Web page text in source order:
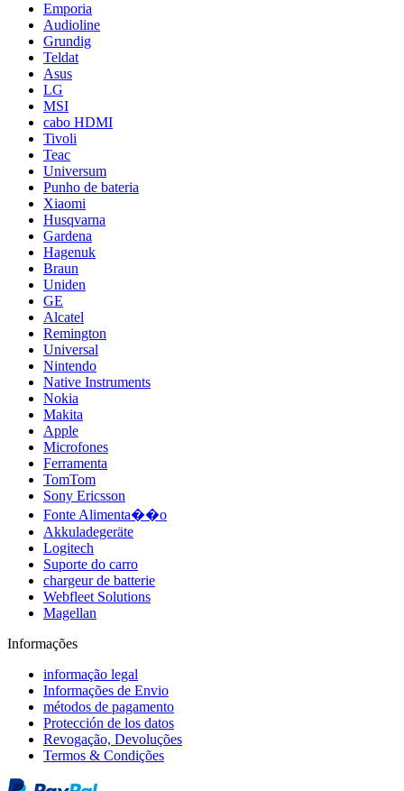
Emporia
Audioline
Grundig
Teldat
Asus
LG
MSI
cabo HDMI
Tivoli
Teac
Universum
Punho de bateria
Xiaomi
Husqvarna
Gardena
Hagenuk
Braun
Uniden
GE
Alcatel
Remington
Universal
Nintendo
Native Instruments
Nokia
Makita
Apple
Microfones
Ferramenta
TomTom
Sony Ericsson
Fonte Alimenta��o
Akkuladegeräte
Logitech
Suporte do carro
chargeur de batterie
Webfleet Solutions
Magellan
Informações
informação legal
Informações de Envio
métodos de pagamento
Protección de los datos
Revogação, Devoluções
Termos & Condições